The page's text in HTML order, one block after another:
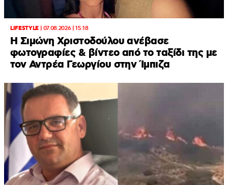
LIFESTYLE| 07.08.2026 | 15:18
Η Σιμώνη Χριστοδούλου ανέβασε
φωτογραφίες & βίντεο από το ταξίδι της με
τον Αντρέα Γεωργίου στην Ίμπιζα